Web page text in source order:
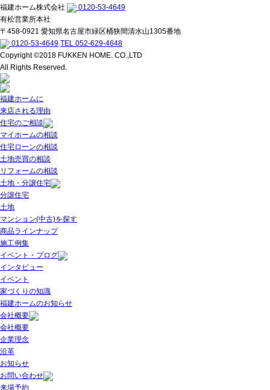
福建ホーム株式会社
0120-53-4649
有松営業所本社
〒458-0921 愛知県名古屋市緑区桶狭間清水山1305番地
0120-53-4649 TEL 052-629-4648
Copyright ©2018 FUKKEN HOME. CO.,LTD
All Rights Reserved.
福建ホームに
来店される理由
住宅のご相談
マイホームの相談
住宅ローンの相談
土地売買の相談
リフォームの相談
土地・分譲住宅
分譲住宅
土地
マンション(中古)を探す
商品ラインナップ
施工例集
イベント・ブログ
インタビュー
イベント
家づくりの知識
福建ホームのお知らせ
会社概要
会社概要
企業理念
沿革
お知らせ
お問い合わせ
来場予約